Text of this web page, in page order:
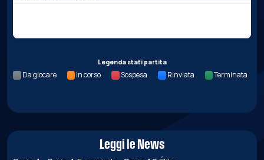
Legenda stati partita
Da giocare In corso Sospesa Rinviata Terminata
Leggi le News